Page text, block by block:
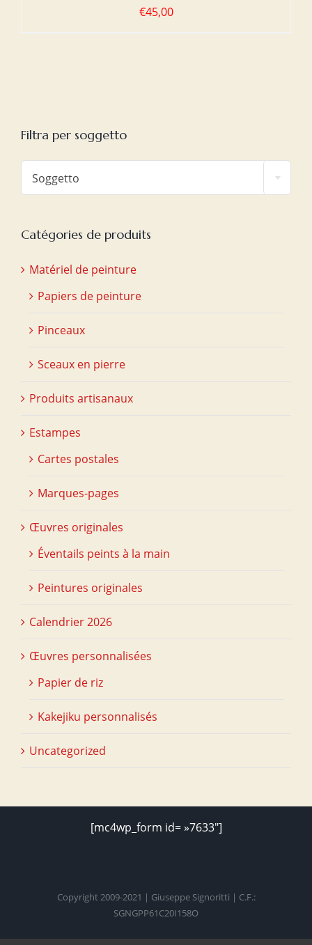
€45,00
Filtra per soggetto
Soggetto
Catégories de produits
Matériel de peinture
Papiers de peinture
Pinceaux
Sceaux en pierre
Produits artisanaux
Estampes
Cartes postales
Marques-pages
Œuvres originales
Éventails peints à la main
Peintures originales
Calendrier 2026
Œuvres personnalisées
Papier de riz
Kakejiku personnalisés
Uncategorized
[mc4wp_form id= »7633″]
Copyright 2009-2021 | Giuseppe Signoritti | C.F.:
SGNGPP61C20I158O